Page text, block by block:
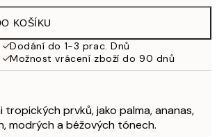
979 Kč
KOŠÍKU
Dodání do 1-3 prac. Dnů
Možnost vrácení zboží do 90 dnů
prvků, jako palma, ananas,
modrých a béžových tónech.